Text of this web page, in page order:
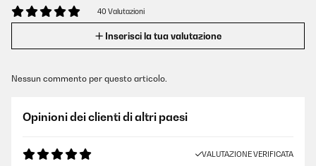
40 Valutazioni
Inserisci la tua valutazione
Nessun commento per questo articolo.
Opinioni dei clienti di altri paesi
VALUTAZIONE VERIFICATA